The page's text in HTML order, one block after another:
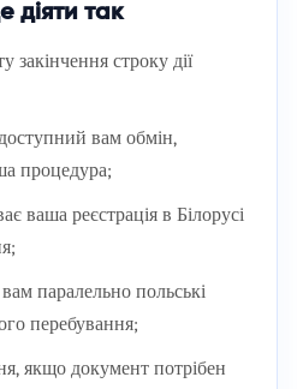
діяти так
закінчення строку дії
вам обмін,
процедура;
ваша реєстрація в Білорусі
паралельно польські
перебування;
якщо документ потрібен